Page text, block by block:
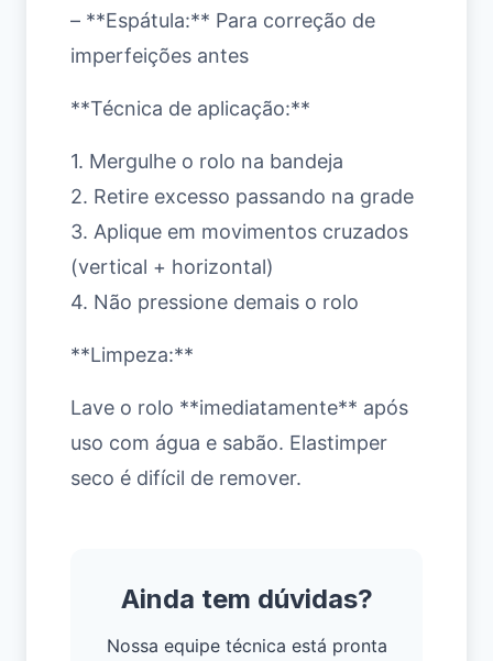
– **Espátula:** Para correção de
imperfeições antes
**Técnica de aplicação:**
1. Mergulhe o rolo na bandeja
2. Retire excesso passando na grade
3. Aplique em movimentos cruzados
(vertical + horizontal)
4. Não pressione demais o rolo
**Limpeza:**
Lave o rolo **imediatamente** após
uso com água e sabão. Elastimper
seco é difícil de remover.
Ainda tem dúvidas?
Nossa equipe técnica está pronta